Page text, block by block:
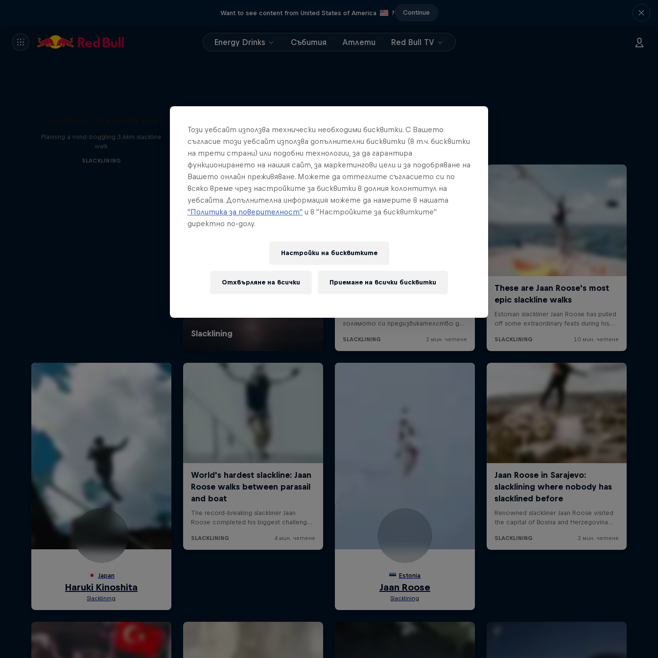
Want to see content from United States of America ? Continue
Energy Drinks Събития Атлети Red Bull TV
Подобни
Planning a mind-boggling 3.6km slackline
walk
SLACKLINING
Този уебсайт използва технически необходими бисквитки. С Вашето
съгласие този уебсайт използва допълнителни бисквитки (в т.ч. бисквитки
на трети страни) или подобни технологии, за да гарантира
функционирането на нашия сайт, за маркетингови цели и за подобряване на
Вашето онлайн преживяване. Можете да оттеглите съгласието си по
всяко време чрез настройките за бисквитки в долния колонтитул на
уебсайта. Допълнителна информация можете да намерите в нашата
"Политика за поверителност" и в "Настройките за бисквитките"
директно по-долу.
Настройки на бисквитките
Отхвърляне на всички Приемане на всички бисквитки